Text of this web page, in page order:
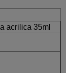
acrilica 35ml